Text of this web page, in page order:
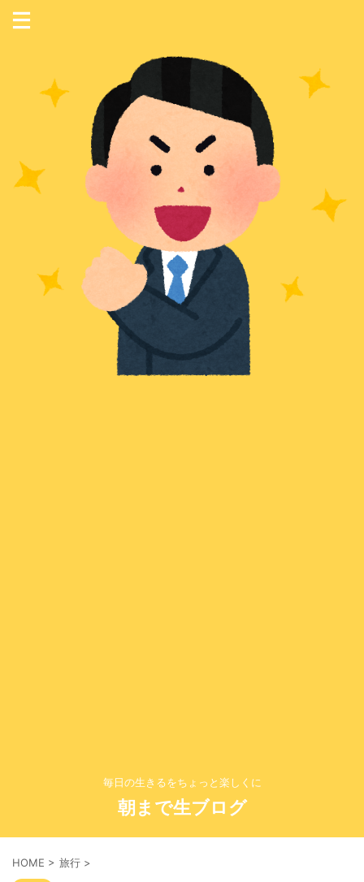
毎日の生きるをちょっと楽しくに
朝まで生ブログ
HOME > 旅行 >